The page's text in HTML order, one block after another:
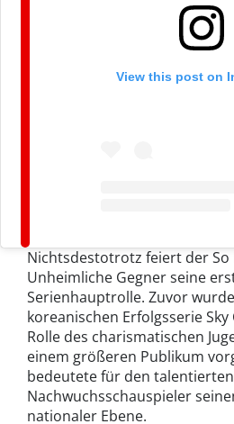
View this post on
Nichtsdestotrotz feiert der
Unheimliche Gegner seine
Serienhauptrolle. Zuvor
koreanischen Erfolgsserie Sky
Rolle des charismatischen
einem größeren Publikum
bedeutete für den talentierten
Nachwuchsschauspieler
nationaler Ebene.